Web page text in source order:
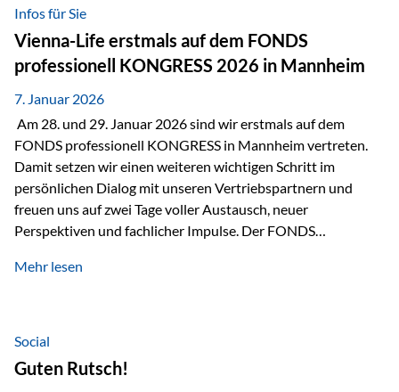
Beide Ansätze haben ihre Berechtigung und ihre Stärken
entfalten sie oft gerade in Kombination. ETFs: Effizient, breit
gestreut und klar strukturiert…
Infos für Sie
Vienna-Life erstmals auf dem FONDS
professionell KONGRESS 2026 in Mannheim
7. Januar 2026
Am 28. und 29. Januar 2026 sind wir erstmals auf dem
FONDS professionell KONGRESS in Mannheim vertreten.
Damit setzen wir einen weiteren wichtigen Schritt im
persönlichen Dialog mit unseren Vertriebspartnern und
freuen uns auf zwei Tage voller Austausch, neuer
Perspektiven und fachlicher Impulse. Der FONDS
Branchentreffen für Finanz- und Versicherungsprofis im
Vermögensstrukturierung und Nachfolgeplanung
gemeinsam zu diskutieren. Persönlich für Sie vor Ort An
beiden Kongresstagen stehen Ihnen Maximilian
Mehr lesen
Social
Guten Rutsch!